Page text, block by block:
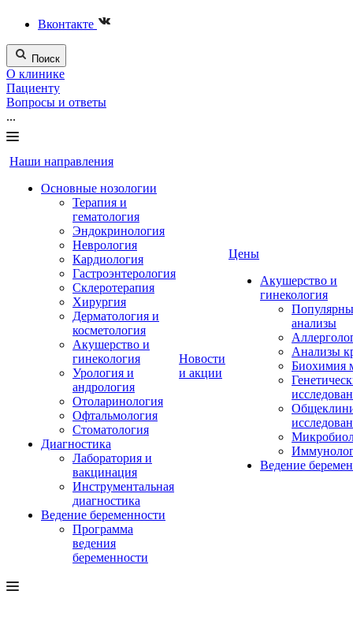
Вконтакте
Поиск
О клинике
Пациенту
Вопросы и ответы
...
Наши направления
Основные нозологии
Терапия и
гематология
Эндокринология
Неврология
Кардиология
Гастроэнтерология
Склеротерапия
Хирургия
Дерматология и
косметология
Акушерство и
гинекология
Урология и
андрология
Отоларинология
Офтальмология
Стоматология
Диагностика
Лаборатория и
вакцинация
Инструментальная
диагностика
Ведение беременности
Программа
ведения
беременности
Новости
и акции
Цены
Акушерство и
гинекология
анализы
Анализы
Биохимия
Ведение